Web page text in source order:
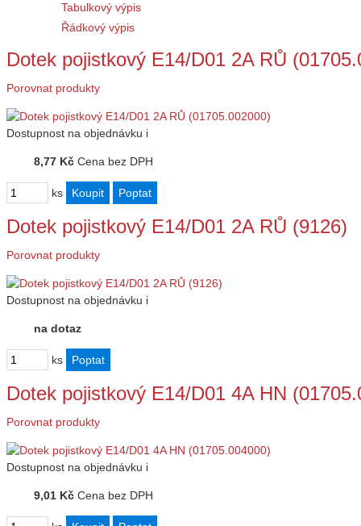
Tabulkový výpis
Řádkový výpis
Dotek pojistkový E14/D01 2A RŮ
Porovnat produkty
Dostupnost na objednávku i
8,77 Kč Cena bez DPH
ks
Dotek pojistkový E14/D01 2A RŮ (9126)
Porovnat produkty
Dostupnost na objednávku i
na dotaz
ks
Dotek pojistkový E14/D01 4A HN
Porovnat produkty
Dostupnost na objednávku i
9,01 Kč Cena bez DPH